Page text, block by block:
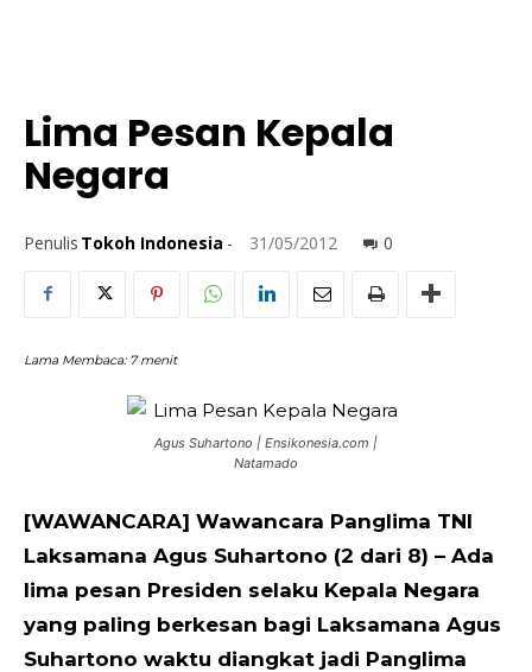
Lima Pesan Kepala
Negara
Penulis Tokoh Indonesia - 31/05/2012 0
Lama Membaca: 7 menit
Agus Suhartono | Ensikonesia.com |
Natamado
[WAWANCARA] Wawancara Panglima TNI
Laksamana Agus Suhartono (2 dari 8) – Ada
lima pesan Presiden selaku Kepala Negara
yang paling berkesan bagi Laksamana Agus
Suhartono waktu diangkat jadi Panglima